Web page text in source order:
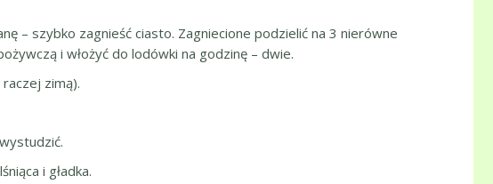
– szybko zagnieść ciasto. Zagniecione podzielić na 3 nierówne
i włożyć do lodówki na godzinę – dwie.
zimą).
i gładka.